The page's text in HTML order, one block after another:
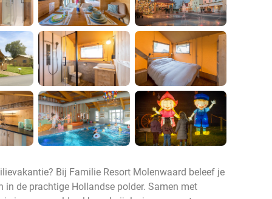
Bij Familie Resort Molenwaard beleef je
de prachtige Hollandse polder. Samen met